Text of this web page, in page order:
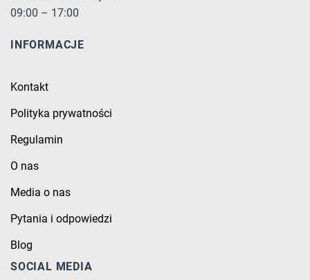
09:00 – 17:00
INFORMACJE
Kontakt
Polityka prywatności
Regulamin
O nas
Media o nas
Pytania i odpowiedzi
Blog
SOCIAL MEDIA